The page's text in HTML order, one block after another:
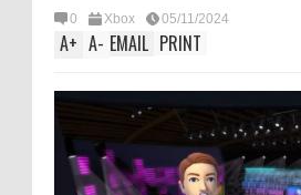
0 Xbox 05/11/2024
A+ A- EMAIL PRINT